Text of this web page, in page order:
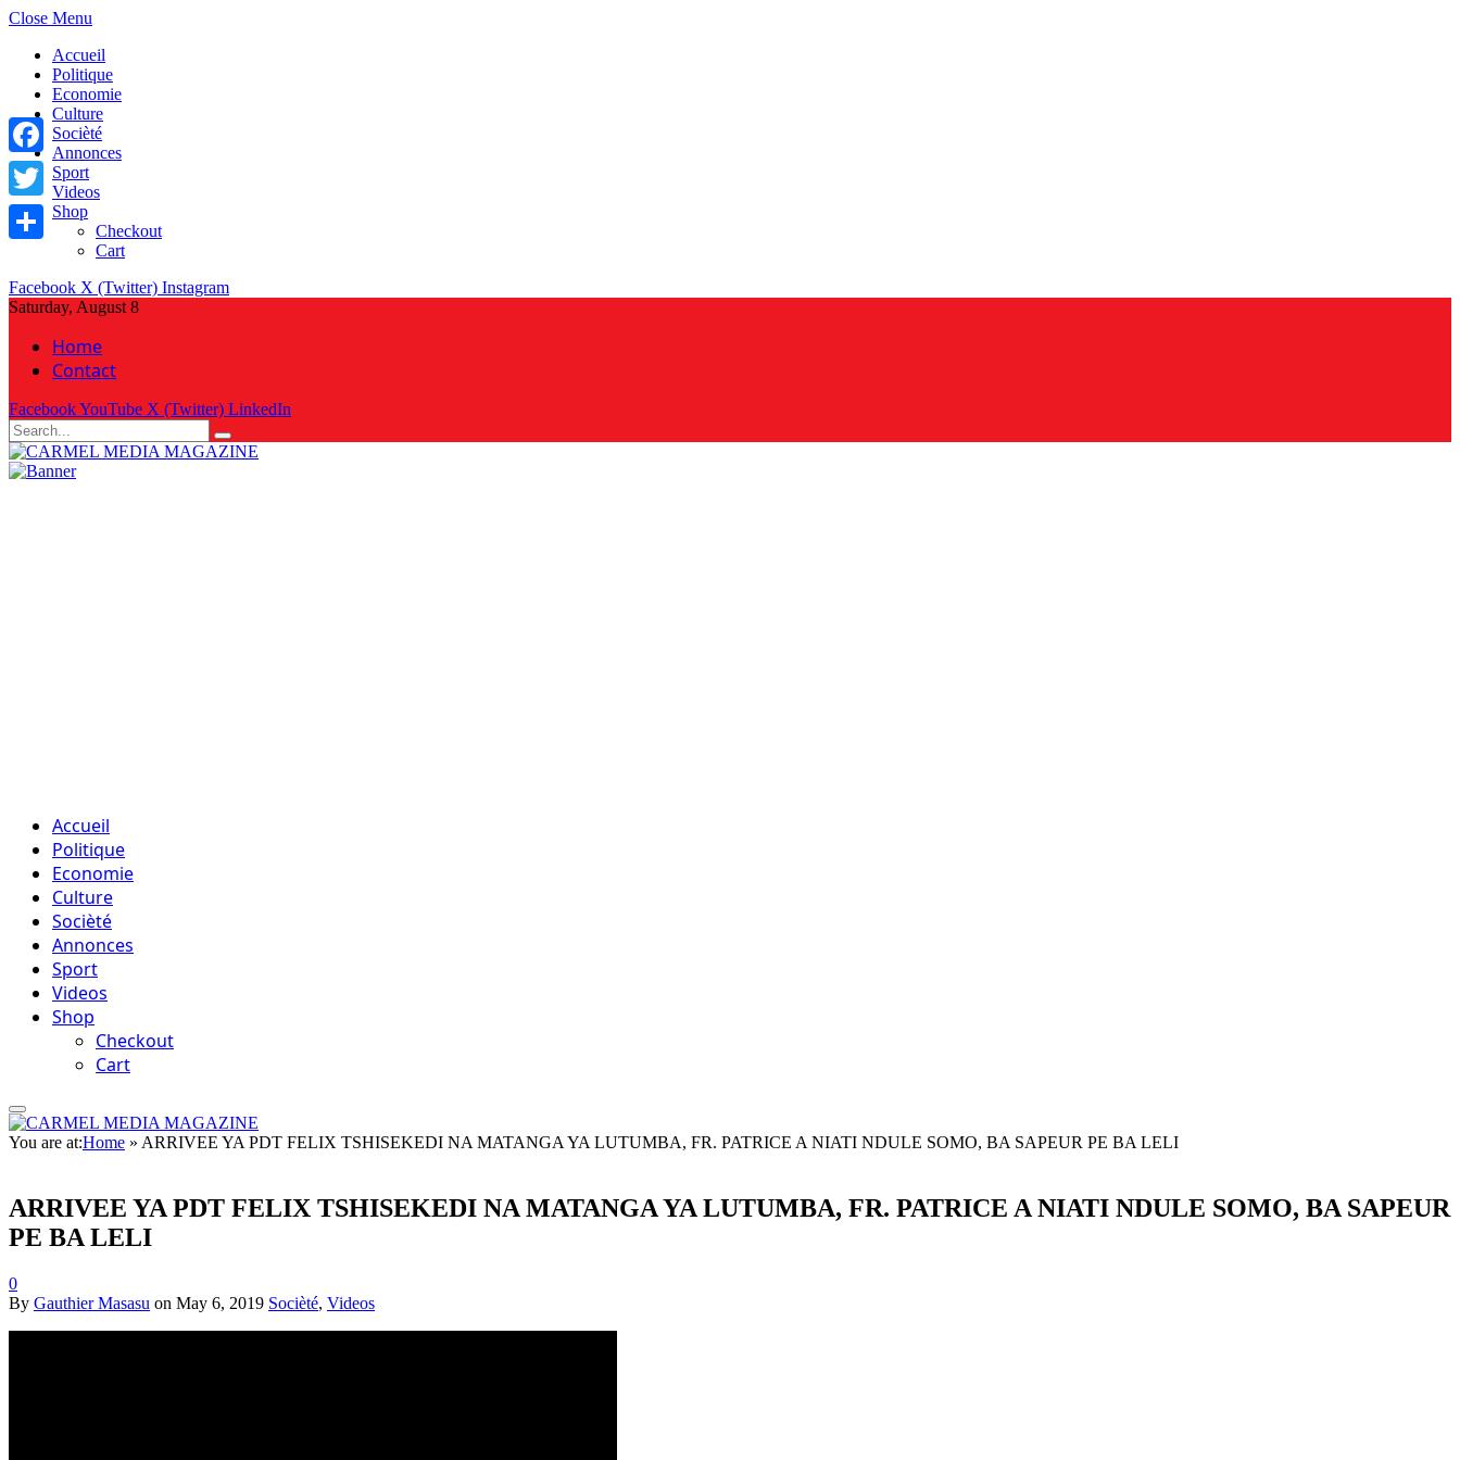
Close Menu
Accueil
Politique
Economie
Culture
Socièté
Annonces
Sport
Videos
Shop
Checkout
Cart
Facebook X (Twitter) Instagram
Saturday, August 8
Home
Contact
FacebookYouTube X (Twitter) LinkedIn
Accueil
Politique
Economie
Culture
Socièté
Annonces
Sport
Videos
Shop
Checkout
Cart
You are at:Home » ARRIVEE YA PDT FELIX TSHISEKEDI NA MATANGA YA LUTUMBA, FR. PATRICE A NIATI NDULE SOMO, BA SAPEUR PE BA LELI
ARRIVEE YA PDT FELIX TSHISEKEDI NA MATANGA YA LUTUMBA, FR. PATRICE A NIATI NDULE SOMO, BA SAPEUR
PE BA LELI
0
By Gauthier Masasu on May 6, 2019 Socièté, Videos
Facebook
Twitter